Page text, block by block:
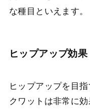
な種目といえます。
ヒップアップ効果
ヒップアップを目
クワットは非常に